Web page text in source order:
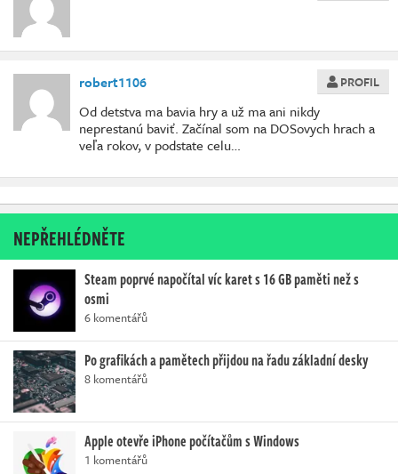
robert1106 PROFIL
Od detstva ma bavia hry a už ma ani nikdy
neprestanú baviť. Začínal som na DOSovych hrach a
veľa rokov, v podstate celu…
NEPŘEHLÉDNĚTE
Steam poprvé napočítal víc karet s 16 GB paměti než s
osmi
6 komentářů
Po grafikách a pamětech přijdou na řadu základní desky
8 komentářů
Apple otevře iPhone počítačům s Windows
1 komentářů